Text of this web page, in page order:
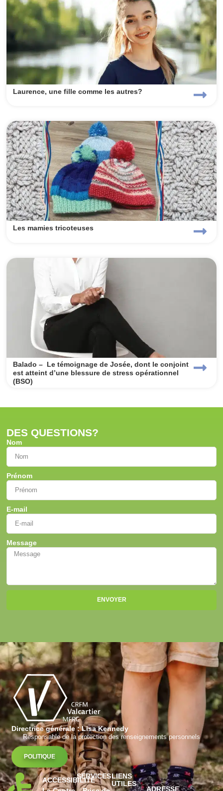
Laurence, une fille comme les autres?
Les mamies tricoteuses
Balado – Le témoignage de Josée, dont le conjoint
est atteint d’une blessure de stress opérationnel
(BSO)
DES QUESTIONS?
Nom
Prénom
E-mail
Message
ENVOYER
Directrice générale : Lisa Kennedy
Responsable de la protection des renseignements personnels
POLITIQUE
ACCESSIBILITÉ
SERVICESLIENS
UTILES
ADRESSE